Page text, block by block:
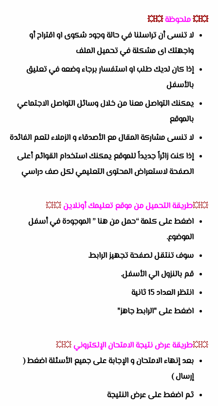
💥💥ملحوظة💥💥
لا تنسى أن تراسلنا في حالة وجود شكوى او اقتراح أو
واجهتك اى مشكلة في تحميل الملف
إذا كان لديك طلب او استفسار برجاء وضعه في تعليق
بالأسفل
يمكنك التواصل معنا من خلال وسائل التواصل الاجتماعي
بالموقع
لا تنسى مشاركة المقال مع الأصدقاء و الزملاء لتعم الفائدة
إذا كنت زائراً جديداً للموقع يمكنك استخدام القوائم أعلى
الصفحة لاستعراض المحتوى التعليمي لكل صف دراسي
💥💥طريقة التحميل من موقع تعليمك أونلاين💥💥
اضغط على كلمة “حمل من هنا ” الموجودة في أسفل
الموضوع.
سوف تنتقل لصفحة تجهيز الرابط.
قم بالنزول الي الأسفل.
انتظر العداد 15 ثانية
اضغط على "الرابط جاهز"
💥💥طريقة عرض نتيجة الامتحان الإلكتروني💥💥
بعد إنهاء الامتحان و الإجابة على جميع الأسئلة اضغط (
إرسال )
ثم اضغط على عرض النتيجة